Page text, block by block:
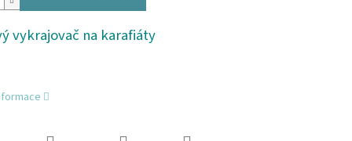
vykrajovač na karafiáty